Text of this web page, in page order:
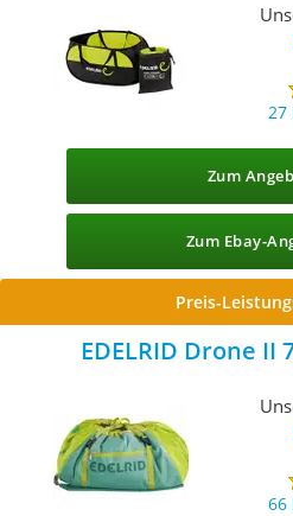
27
Zum
Zum Ebay-
Preis-
EDELRID Drone II
66